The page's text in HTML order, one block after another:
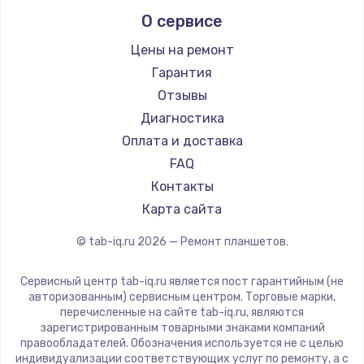
Prestigio
Microsoft
BlackView
Amazon
Aquarius
Philips
Dell
Getac
ZTE
CHUWI
О сервисе
Цены на ремонт
Гарантия
Отзывы
Диагностика
Оплата и доставка
FAQ
Контакты
Карта сайта
© tab-iq.ru 2026 — Ремонт планшетов.
Сервисный центр tab-iq.ru является пост гарантийным (не
авторизованным) сервисным центром. Торговые марки,
перечисленные на сайте tab-iq.ru, являются
зарегистрированным товарными знаками компаний
правообладателей. Обозначения используется не с целью
индивидуализации соответствующих услуг по ремонту, а с